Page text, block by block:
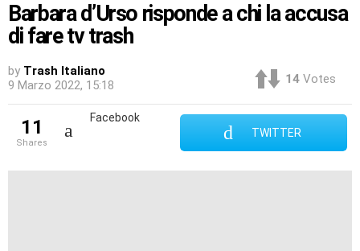
Barbara d’Urso risponde a chi la accusa
di fare tv trash
by Trash Italiano
9 Marzo 2022, 15:18
14 Votes
11
shares
Facebook
TWITTER